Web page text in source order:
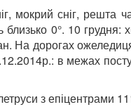
сніг, решта
0°. 10
дорогах
в межах
з епіцентрами